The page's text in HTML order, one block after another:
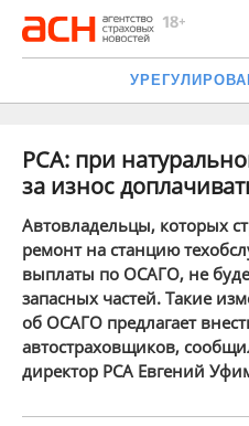
РСА: при
за износ
Автовладельцы, которых
ремонт на станцию
выплаты по ОСАГО, не
запасных частей. Такие
об ОСАГО предлагает
автостраховщиков,
директор РСА Евгений